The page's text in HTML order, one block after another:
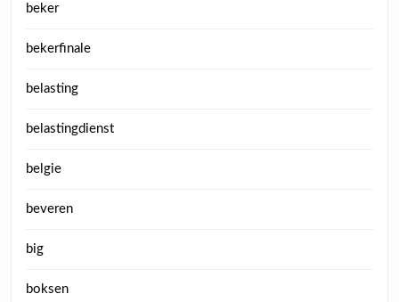
beker
bekerfinale
belasting
belastingdienst
belgie
beveren
big
boksen